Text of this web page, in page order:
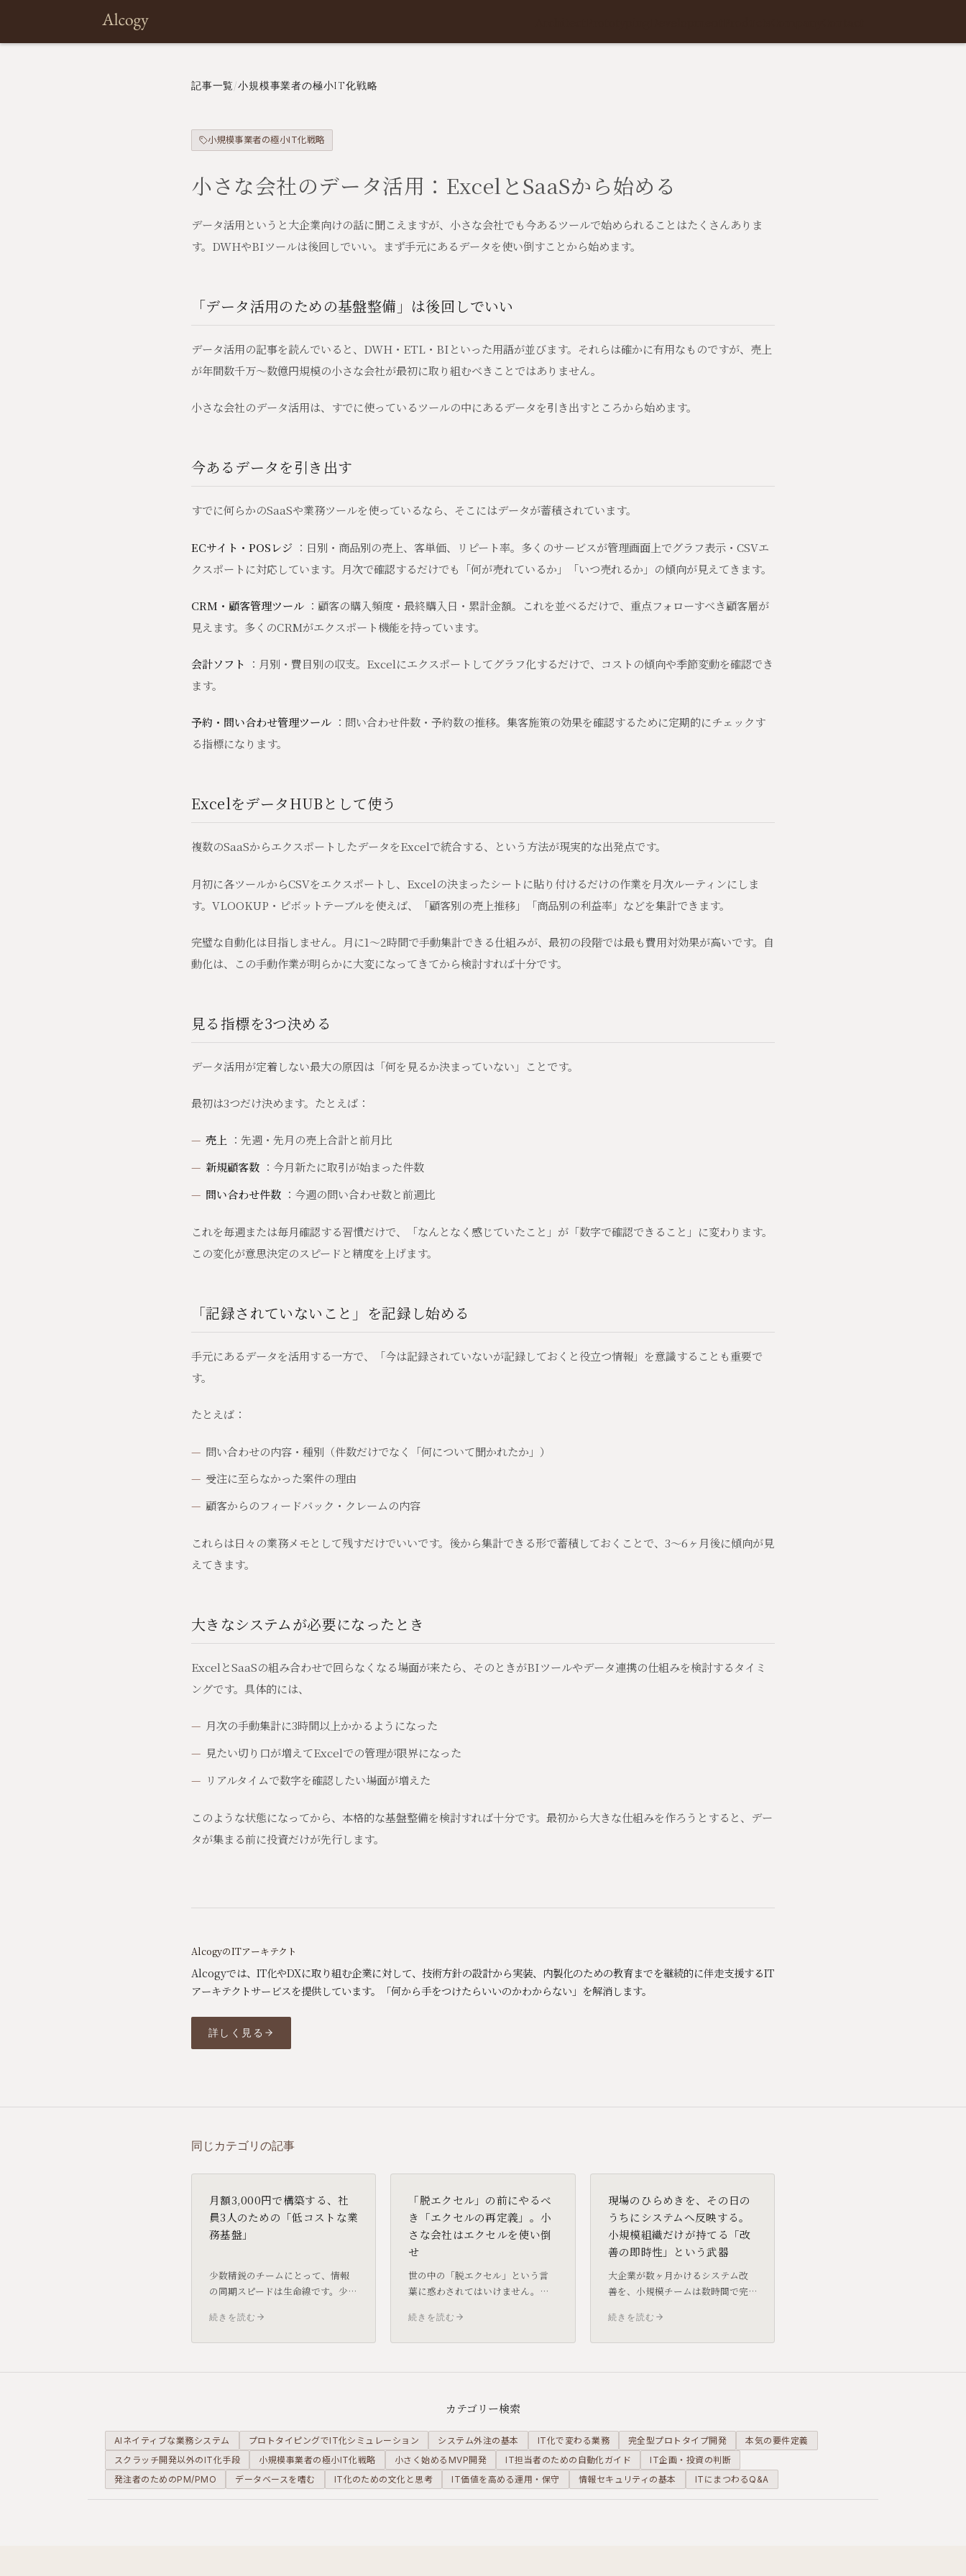
記事一覧/小規模事業者の極小IT化戦略
小規模事業者の極小IT化戦略
小さな会社のデータ活用：ExcelとSaaSから始める
データ活用というと大企業向けの話に聞こえますが、小さな会社でも今あるツールで始められることはたくさんありま
す。DWHやBIツールは後回しでいい。まず手元にあるデータを使い倒すことから始めます。
「データ活用のための基盤整備」は後回しでいい
データ活用の記事を読んでいると、DWH・ETL・BIといった用語が並びます。それらは確かに有用なものですが、売上
が年間数千万〜数億円規模の小さな会社が最初に取り組むべきことではありません。
小さな会社のデータ活用は、すでに使っているツールの中にあるデータを引き出すところから始めます。
今あるデータを引き出す
すでに何らかのSaaSや業務ツールを使っているなら、そこにはデータが蓄積されています。
ECサイト・POSレジ ：日別・商品別の売上、客単価、リピート率。多くのサービスが管理画面上でグラフ表示・CSVエ
クスポートに対応しています。月次で確認するだけでも「何が売れているか」「いつ売れるか」の傾向が見えてきます。
CRM・顧客管理ツール ：顧客の購入頻度・最終購入日・累計金額。これを並べるだけで、重点フォローすべき顧客層が
見えます。多くのCRMがエクスポート機能を持っています。
会計ソフト ：月別・費目別の収支。Excelにエクスポートしてグラフ化するだけで、コストの傾向や季節変動を確認でき
ます。
予約・問い合わせ管理ツール ：問い合わせ件数・予約数の推移。集客施策の効果を確認するために定期的にチェックす
る指標になります。
ExcelをデータHUBとして使う
複数のSaaSからエクスポートしたデータをExcelで統合する、という方法が現実的な出発点です。
月初に各ツールからCSVをエクスポートし、Excelの決まったシートに貼り付けるだけの作業を月次ルーティンにしま
す。VLOOKUP・ピボットテーブルを使えば、「顧客別の売上推移」「商品別の利益率」などを集計できます。
完璧な自動化は目指しません。月に1〜2時間で手動集計できる仕組みが、最初の段階では最も費用対効果が高いです。自
動化は、この手動作業が明らかに大変になってきてから検討すれば十分です。
見る指標を3つ決める
データ活用が定着しない最大の原因は「何を見るか決まっていない」ことです。
最初は3つだけ決めます。たとえば：
売上 ：先週・先月の売上合計と前月比
新規顧客数 ：今月新たに取引が始まった件数
問い合わせ件数 ：今週の問い合わせ数と前週比
これを毎週または毎月確認する習慣だけで、「なんとなく感じていたこと」が「数字で確認できること」に変わります。
この変化が意思決定のスピードと精度を上げます。
「記録されていないこと」を記録し始める
手元にあるデータを活用する一方で、「今は記録されていないが記録しておくと役立つ情報」を意識することも重要で
す。
たとえば：
問い合わせの内容・種別（件数だけでなく「何について聞かれたか」）
受注に至らなかった案件の理由
顧客からのフィードバック・クレームの内容
これらは日々の業務メモとして残すだけでいいです。後から集計できる形で蓄積しておくことで、3〜6ヶ月後に傾向が見
えてきます。
大きなシステムが必要になったとき
ExcelとSaaSの組み合わせで回らなくなる場面が来たら、そのときがBIツールやデータ連携の仕組みを検討するタイミ
ングです。具体的には、
月次の手動集計に3時間以上かかるようになった
見たい切り口が増えてExcelでの管理が限界になった
リアルタイムで数字を確認したい場面が増えた
このような状態になってから、本格的な基盤整備を検討すれば十分です。最初から大きな仕組みを作ろうとすると、デー
タが集まる前に投資だけが先行します。
AlcogyのITアーキテクト
Alcogyでは、IT化やDXに取り組む企業に対して、技術方針の設計から実装、内製化のための教育までを継続的に伴走支援するIT
アーキテクトサービスを提供しています。「何から手をつけたらいいのかわからない」を解消します。
詳しく見る
同じカテゴリの記事
月額3,000円で構築する、社
員3人のための「低コストな業
務基盤」
少数精鋭のチームにとって、情報
の同期スピードは生命線です。少人
SaaSを使い倒し、大手以上の機動
続きを読む
「脱エクセル」の前にやるべ
き「エクセルの再定義」。小
さな会社はエクセルを使い倒
せ
世の中の「脱エクセル」という言
葉に惑わされてはいけません。小
最強の味方です。ただし、それを
です。
続きを読む
現場のひらめきを、その日の
うちにシステムへ反映する。
小規模組織だけが持てる「改
善の即時性」という武器
大企業が数ヶ月かけるシステム改
善を、小規模チームは数時間で完
サイクル」こそが、少数精鋭の組
続きを読む
カテゴリー検索
AIネイティブな業務システム プロトタイピングでIT化シミュレーション システム外注の基本 IT化で変わる業務 完全型プロトタイプ開発
本気の要件定義
スクラッチ開発以外のIT化手段
小規模事業者の極小IT化戦略 小さく始めるMVP開発 IT担当者のための自動化ガイド
IT企画・投資の判断
発注者のためのPM/PMO
データベースを嗜む IT化のための文化と思考 IT価値を高める運用・保守 情報セキュリティの基本 ITにまつわるQ&A